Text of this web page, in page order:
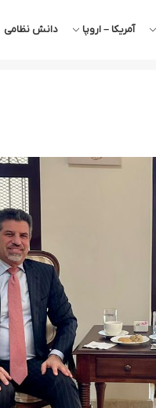
آمریکا – اروپا دانش نظامی